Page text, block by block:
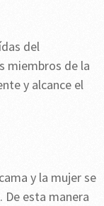
del
miembros de la
y alcance el
y la mujer se
De esta manera